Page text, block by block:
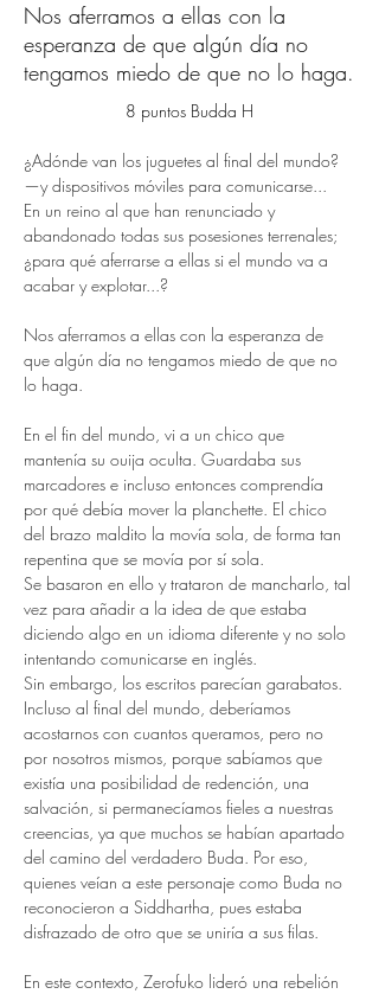
Nos aferramos a ellas con la
esperanza de que algún día no
tengamos miedo de que no lo haga.
8 puntos Budda H
¿Adónde van los juguetes al final del mundo?
—y dispositivos móviles para comunicarse...
En un reino al que han renunciado y
abandonado todas sus posesiones terrenales;
¿para qué aferrarse a ellas si el mundo va a
acabar y explotar...?
Nos aferramos a ellas con la esperanza de
que algún día no tengamos miedo de que no
lo haga.
En el fin del mundo, vi a un chico que
mantenía su ouija oculta. Guardaba sus
marcadores e incluso entonces comprendía
por qué debía mover la planchette. El chico
del brazo maldito la movía sola, de forma tan
repentina que se movía por sí sola.
Se basaron en ello y trataron de mancharlo, tal
vez para añadir a la idea de que estaba
diciendo algo en un idioma diferente y no solo
intentando comunicarse en inglés.
Sin embargo, los escritos parecían garabatos.
Incluso al final del mundo, deberíamos
acostarnos con cuantos queramos, pero no
por nosotros mismos, porque sabíamos que
existía una posibilidad de redención, una
salvación, si permanecíamos fieles a nuestras
creencias, ya que muchos se habían apartado
del camino del verdadero Buda. Por eso,
quienes veían a este personaje como Buda no
reconocieron a Siddhartha, pues estaba
disfrazado de otro que se uniría a sus filas.
En este contexto, Zerofuko lideró una rebelión